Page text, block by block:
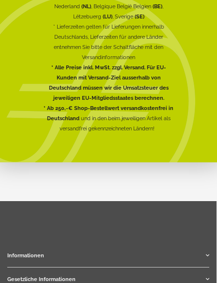
Nederland (NL), Belgique België Belgien (BE),
Lëtzebuerg (LU), Sverige(SE)
* Lieferzeiten gelten für Lieferungen innerhalb
Deutschlands, Lieferzeiten für andere Länder
entnehmen Sie bitte der Schaltfläche mit den
Versandinformationen
* Alle Preise inkl. MwSt. zzgl. Versand. Für EU-
Kunden mit Versand-Ziel ausserhalb von
Deutschland müssen wir die Umsatzsteuer des
jeweiligen EU-Mitgliedsstaates berechnen.
* Ab 250,-€ Shop-Bestellwert versandkostenfrei in
Deutschlandund in den beim jeweiligen Artikel als
versandfrei gekennzeichneten Ländern!
Informationen
Gesetzliche Informationen